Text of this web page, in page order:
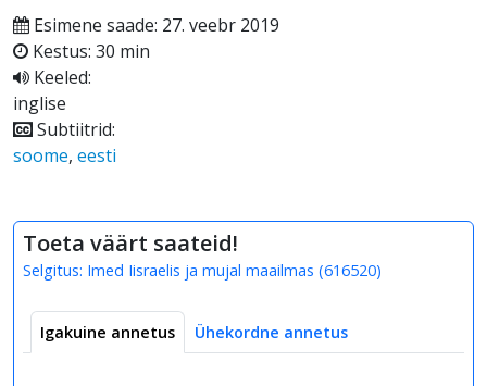
Esimene saade: 27. veebr 2019
Kestus: 30 min
Keeled:
inglise
Subtiitrid:
soome, eesti
Toeta väärt saateid!
Selgitus: Imed Iisraelis ja mujal maailmas (616520)
Igakuine annetus Ühekordne annetus